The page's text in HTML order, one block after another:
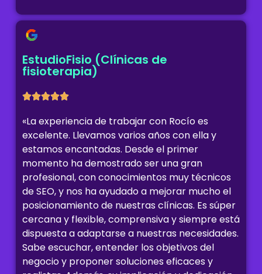
EstudioFisio (Clínicas de
fisioterapia)
«La experiencia de trabajar con Rocío es
excelente. Llevamos varios años con ella y
estamos encantadas. Desde el primer
momento ha demostrado ser una gran
profesional, con conocimientos muy técnicos
de SEO, y nos ha ayudado a mejorar mucho el
posicionamiento de nuestras clínicas. Es súper
cercana y flexible, comprensiva y siempre está
dispuesta a adaptarse a nuestras necesidades.
Sabe escuchar, entender los objetivos del
negocio y proponer soluciones eficaces y